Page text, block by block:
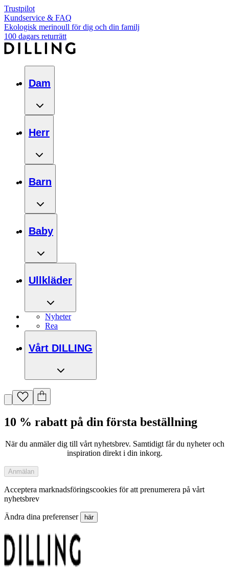
Trustpilot
Kundservice & FAQ
Ekologisk merinoull för dig och din familj
100 dagars returrätt
Dam
Herr
Barn
Baby
Ullkläder
Nyheter
Rea
Vårt DILLING
10 % rabatt på din första beställning
När du anmäler dig till vårt nyhetsbrev. Samtidigt får du nyheter och
inspiration direkt i din inkorg.
Anmälan
Acceptera marknadsföringscookies för att prenumerera på vårt
nyhetsbrev
Ändra dina preferenser här